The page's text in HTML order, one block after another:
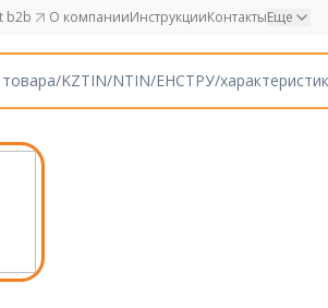
b2b О компанииИнструкцииКонтактыЕще